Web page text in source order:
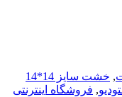
, خشت سایز 14*14
, فروشگاه اینترنتی